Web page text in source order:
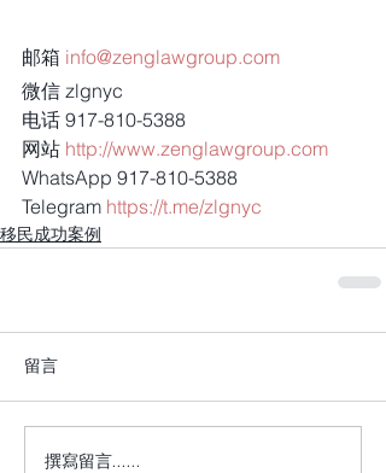
邮箱 info@zenglawgroup.com
微信 zlgnyc
电话 917-810-5388
网站 http://www.zenglawgroup.com
WhatsApp 917-810-5388
Telegram https://t.me/zlgnyc
移民成功案例
留言
撰寫留言......